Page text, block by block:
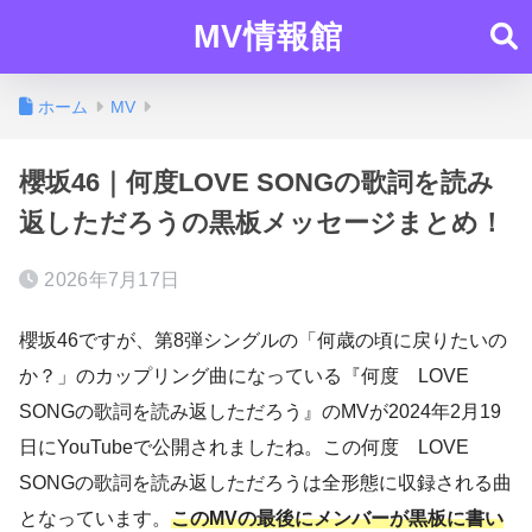
MV情報館
ホーム MV
櫻坂46｜何度LOVE SONGの歌詞を読み
返しただろうの黒板メッセージまとめ！
2026年7月17日
櫻坂46ですが、第8弾シングルの「何歳の頃に戻りたいの
か？」のカップリング曲になっている『何度 LOVE
SONGの歌詞を読み返しただろう』のMVが2024年2月19
日にYouTubeで公開されましたね。この何度 LOVE
SONGの歌詞を読み返しただろうは全形態に収録される曲
となっています。 このMVの最後にメンバーが黒板に書い